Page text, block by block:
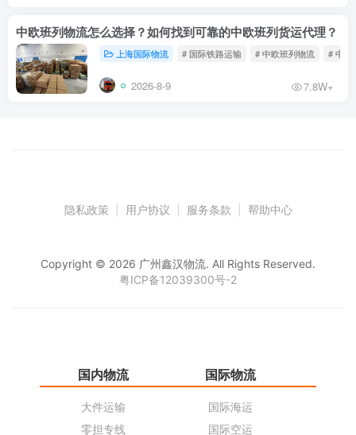
中欧班列物流怎么选择？如何找到可靠的中欧班列货运代理？
上海国际物流 # 国际铁路运输 # 中欧班列物流 # 中欧
2026-8-9 7.8W+
隐私政策 用户协议 服务条款 帮助中心
Copyright © 2026 广州鑫汉物流. All Rights Reserved.
粤ICP备12039300号-2
国内物流
大件运输
零担专线
国际物流
国际海运
国际空运